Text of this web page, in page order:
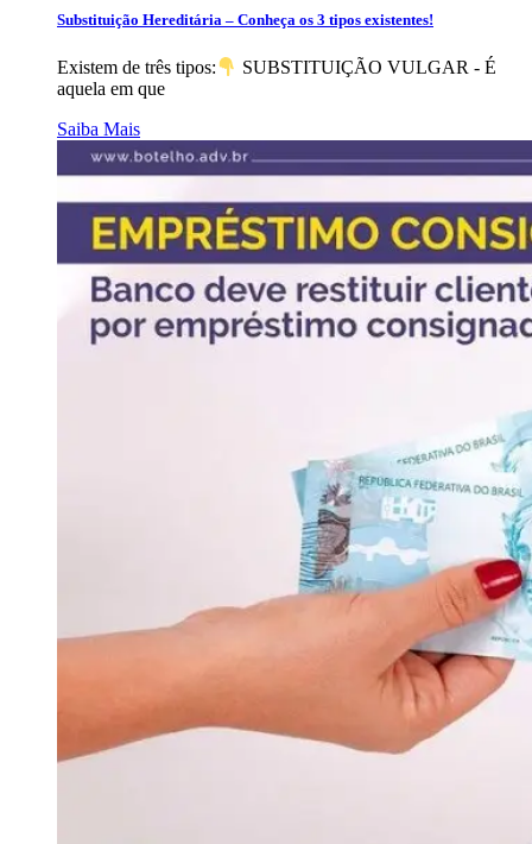
Substituição Hereditária – Conheça os 3 tipos existentes!
Existem de três tipos:
SUBSTITUIÇÃO VULGAR - É
aquela em que
Saiba Mais